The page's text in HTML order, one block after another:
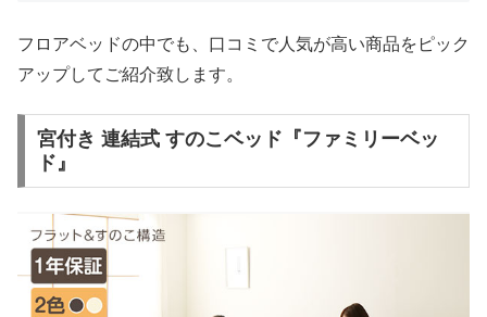
フロアベッドの中でも、口コミで人気が高い商品をピック
アップしてご紹介致します。
宮付き 連結式 すのこベッド『ファミリーベッ
ド』